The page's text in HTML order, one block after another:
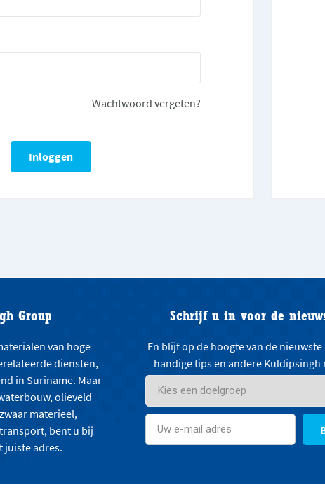
Wachtwoord vergeten?
Group
van hoge
diensten,
in Suriname. Maar
olieveld
materieel,
bent u bij
juiste adres.
Schrijf u in voor de
En blijf op de hoogte van de
handige tips en andere Kuldipsingh